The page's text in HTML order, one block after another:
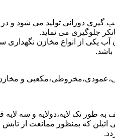
گیری دورانی تولید می شود و
جلوگیری می نماید.
آب یکی از انواع مخازن
و مخازن
به طور تک لایه،دولایه و سه
اتیلن که بمنظور ممانعت از